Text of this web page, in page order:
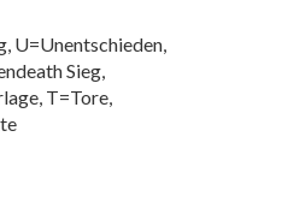
U=Unentschieden,
Sieg,
T=Tore,